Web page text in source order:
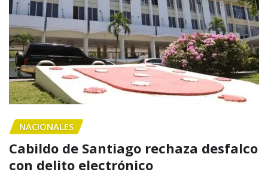
NACIONALES
Cabildo de Santiago rechaza desfalco
con delito electrónico